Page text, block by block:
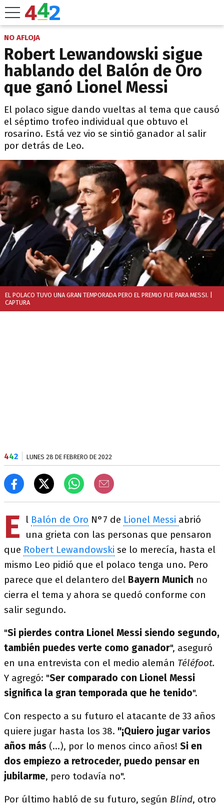
NO AFLOJA
Robert Lewandowski sigue
hablando del Balón de Oro
que ganó Lionel Messi
El polaco sigue dando vueltas al tema que causó
el séptimo trofeo individual que obtuvo el
rosarino. Está vez vio se sintió ganador al salir
por detrás de Leo.
EL POLACO TUVO UNA GRAN TEMPORADA PERO EL PREMIO FUE PARA MESSI.
CAPTURA
442 LUNES 28 DE FEBRERO DE 2022
E l Balón de Oro N°7 de Lionel Messi abrió
una grieta con las personas que pensaron
que Robert Lewandowski se lo merecía, hasta el
mismo Leo pidió que el polaco tenga uno. Pero
parece que el delantero del Bayern Munich no
cierra el tema y ahora se quedó conforme con
salir segundo.
"Si pierdes contra Lionel Messi siendo segundo,
también puedes verte como ganador", aseguró
en una entrevista con el medio alemán Téléfoot.
Y agregó: "Ser comparado con Lionel Messi
significa la gran temporada que he tenido".
Con respecto a su futuro el atacante de 33 años
quiere jugar hasta los 38. "¡Quiero jugar varios
años más (...), por lo menos cinco años! Si en
dos empiezo a retroceder, puedo pensar en
jubilarme, pero todavía no".
Por último habló de su futuro, según Blind, otro